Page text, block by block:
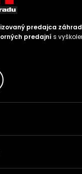
predajca
predajní s